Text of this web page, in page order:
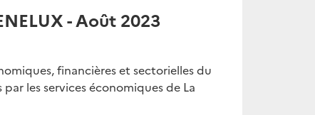
- Août 2023
financières et sectorielles du
les services économiques de La